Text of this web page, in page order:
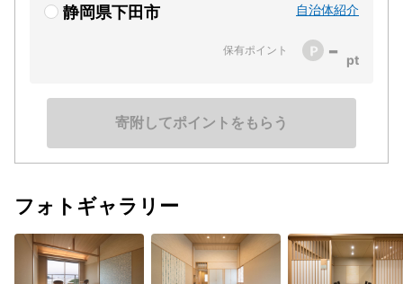
静岡県下田市 自治体紹介
保有ポイント -
寄附してポイントをもらう
フォトギャラリー